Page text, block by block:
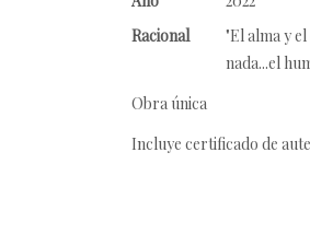
Racional
"El alma y
nada...el
Obra única
Incluye certificado de